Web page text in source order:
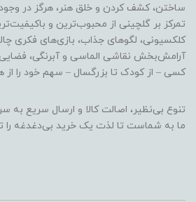
ساختن، کشف کردن و خلق هنر، هرگز در
تمرکز بر گلچینی از محبوب‌ترین و
کلکسیونی، لگوهای جذاب، بازی‌های فکری
آرامش‌بخش نقاشی الماسی و آبرنگی، فضایی
کسی – از کودک تا بزرگسال – سهم خود را از
تنوع بی‌نظیر، اصالت کالا و ارسال سریع به
ما به شماست تا لذت یک خرید بی‌دغدغه را